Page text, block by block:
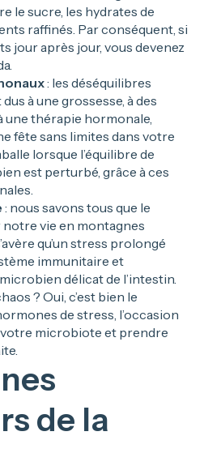
le sucre, les hydrates de
raffinés. Par conséquent, si
jour après jour, vous devenez
: les déséquilibres
à une grossesse, à des
thérapie hormonale,
fête sans limites dans votre
lorsque l’équilibre de
est perturbé, grâce à ces
: nous savons tous que le
vie en montagnes
qu’un stress prolongé
immunitaire et
délicat de l’intestin.
? Oui, c’est bien le
de stress, l’occasion
microbiote et prendre
de la